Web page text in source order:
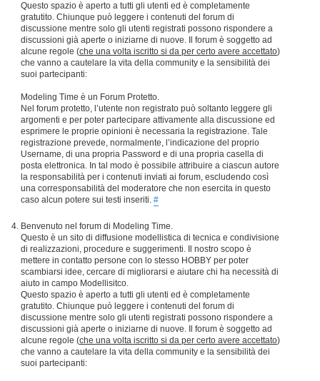
Questo spazio è aperto a tutti gli utenti ed è completamente
gratutito. Chiunque può leggere i contenuti del forum di
discussione mentre solo gli utenti registrati possono rispondere a
discussioni già aperte o iniziarne di nuove. Il forum è soggetto ad
alcune regole (che una volta iscritto si da per certo avere accettato)
che vanno a cautelare la vita della community e la sensibilità dei
suoi partecipanti:
Modeling Time è un Forum Protetto.
Nel forum protetto, l’utente non registrato può soltanto leggere gli
argomenti e per poter partecipare attivamente alla discussione ed
esprimere le proprie opinioni è necessaria la registrazione. Tale
registrazione prevede, normalmente, l’indicazione del proprio
Username, di una propria Password e di una propria casella di
posta elettronica. In tal modo è possibile attribuire a ciascun autore
la responsabilità per i contenuti inviati ai forum, escludendo così
una corresponsabilità del moderatore che non esercita in questo
caso alcun potere sui testi inseriti. #
Benvenuto nel forum di Modeling Time.
Questo è un sito di diffusione modellistica di tecnica e condivisione
di realizzazioni, procedure e suggerimenti. Il nostro scopo è
mettere in contatto persone con lo stesso HOBBY per poter
scambiarsi idee, cercare di migliorarsi e aiutare chi ha necessità di
aiuto in campo Modellisitco.
Questo spazio è aperto a tutti gli utenti ed è completamente
gratutito. Chiunque può leggere i contenuti del forum di
discussione mentre solo gli utenti registrati possono rispondere a
discussioni già aperte o iniziarne di nuove. Il forum è soggetto ad
alcune regole (che una volta iscritto si da per certo avere accettato)
che vanno a cautelare la vita della community e la sensibilità dei
suoi partecipanti: